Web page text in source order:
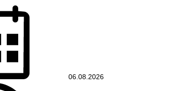
06.08.2026